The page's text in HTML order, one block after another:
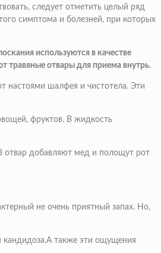
следует отметить целый ряд
симптома и болезней, при которых
используются в качестве
травяные отвары для приема внутрь.
настоями шалфея и чистотела. Эти
фруктов. В жидкость
отвар добавляют мед и полощут рот
не очень приятный запах. Но,
кандидоза.А также эти ощущения